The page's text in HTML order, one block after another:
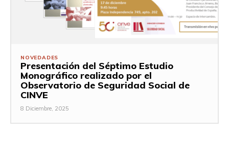
NOVEDADES
Presentación del Séptimo Estudio
Monográfico realizado por el
Observatorio de Seguridad Social de
CINVE
8 Diciembre, 2025